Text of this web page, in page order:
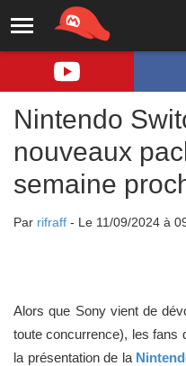
Nintendo
nouveaux
semaine
Par rifraff - Le 11/09/2024 à
Alors que Sony vient de
toute concurrence), les fans
la présentation de la